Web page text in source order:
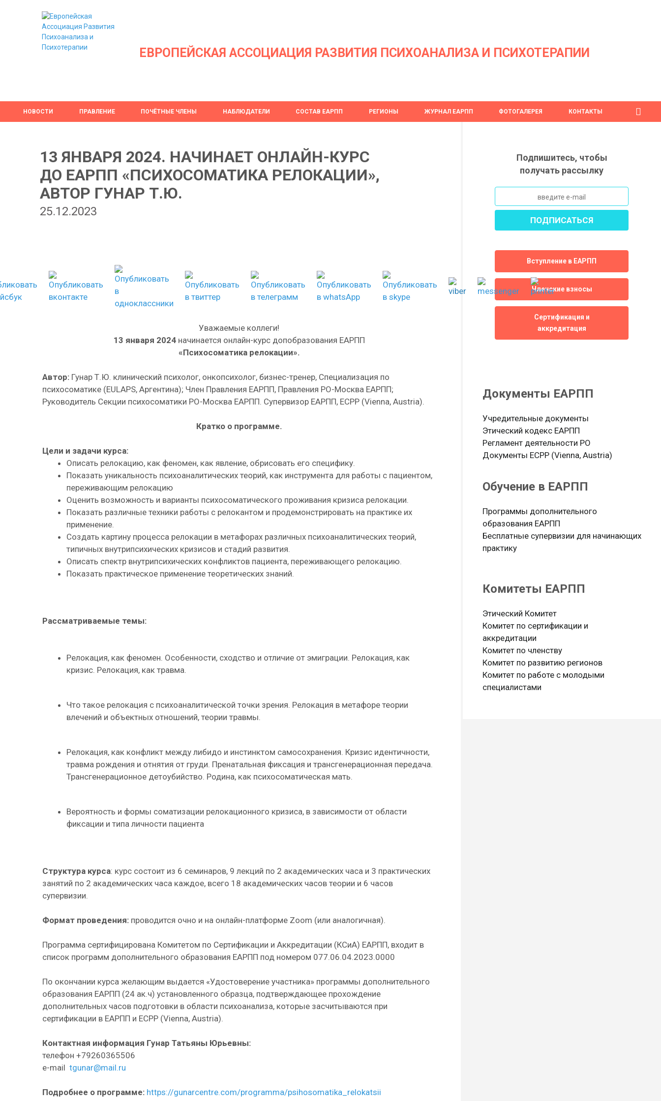
ЕВРОПЕЙСКАЯ АССОЦИАЦИЯ РАЗВИТИЯ ПСИХОАНАЛИЗА И ПСИХОТЕРАПИИ
НОВОСТИ ПРАВЛЕНИЕ ПОЧЁТНЫЕ ЧЛЕНЫ НАБЛЮДАТЕЛИ СОСТАВ ЕАРПП РЕГИОНЫ ЖУРНАЛ ЕАРПП ФОТОГАЛЕРЕЯ КОНТАКТЫ
13 ЯНВАРЯ 2024. НАЧИНАЕТ ОНЛАЙН-КУРС
ДО ЕАРПП «ПСИХОСОМАТИКА РЕЛОКАЦИИ»,
АВТОР ГУНАР Т.Ю.
25.12.2023
Уважаемые коллеги!
13 января 2024начинается онлайн-курс допобразования ЕАРПП
«Психосоматика релокации».
Автор: Гунар Т.Ю. клинический психолог, онкопсихолог, бизнес-тренер, Специализация по
психосоматике (EULAPS, Аргентина); Член Правления ЕАРПП, Правления РО-Москва ЕАРПП;
Руководитель Секции психосоматики РО-Москва ЕАРПП. Супервизор ЕАРПП, ECPP (Vienna, Austria).
Кратко о программе.
Цели и задачи курса:
Описать релокацию, как феномен, как явление, обрисовать его специфику.
Показать уникальность психоаналитических теорий, как инструмента для работы с пациентом,
переживающим релокацию
Оценить возможность и варианты психосоматического проживания кризиса релокации.
Показать различные техники работы с релокантом и продемонстрировать на практике их
применение.
Создать картину процесса релокации в метафорах различных психоаналитических теорий,
типичных внутрипсихических кризисов и стадий развития.
Описать спектр внутрипсихических конфликтов пациента, переживающего релокацию.
Показать практическое применение теоретических знаний.
Рассматриваемые темы:
Релокация, как феномен. Особенности, сходство и отличие от эмиграции. Релокация, как
кризис. Релокация, как травма.
Что такое релокация с психоаналитической точки зрения. Релокация в метафоре теории
влечений и объектных отношений, теории травмы.
Релокация, как конфликт между либидо и инстинктом самосохранения. Кризис идентичности,
травма рождения и отнятия от груди. Пренатальная фиксация и трансгенерационная передача.
Трансгенерационное детоубийство. Родина, как психосоматическая мать.
Вероятность и формы соматизации релокационного кризиса, в зависимости от области
фиксации и типа личности пациента
Структура курса: курс состоит из 6 семинаров, 9 лекций по 2 академических часа и 3 практических
занятий по 2 академических часа каждое, всего 18 академических часов теории и 6 часов
супервизии.
Формат проведения: проводится очно и на онлайн-платформе Zoom (или аналогичная).
Программа сертифицирована Комитетом по Сертификации и Аккредитации (КСиА) ЕАРПП, входит в
список программ дополнительного образования ЕАРПП под номером 077.06.04.2023.0000
По окончании курса желающим выдается «Удостоверение участника» программы дополнительного
образования ЕАРПП (24 ак.ч) установленного образца, подтверждающее прохождение
дополнительных часов подготовки в области психоанализа, которые засчитываются при
сертификации в ЕАРПП и ECPP (Vienna, Austria).
Контактная информация Гунар Татьяны Юрьевны:
телефон +79260365506
e-mail tgunar@mail.ru
Подробнее о программе: https://gunarcentre.com/programma/psihosomatika_relokatsii
Подпишитесь, чтобы
получать рассылку
Вступление в ЕАРПП
Членские взносы
Сертификация и
аккредитация
Документы ЕАРПП
Учредительные документы
Этический кодекс ЕАРПП
Регламент деятельности РО
Документы ЕСРР (Vienna, Austria)
Обучение в ЕАРПП
Программы дополнительного
образования ЕАРПП
Бесплатные супервизии для начинающих
практику
Комитеты ЕАРПП
Этический Комитет
Комитет по сертификации и
аккредитации
Комитет по членству
Комитет по развитию регионов
Комитет по работе с молодыми
специалистами